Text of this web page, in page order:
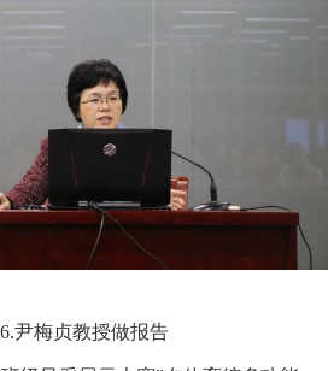
尹梅贞教授做报告